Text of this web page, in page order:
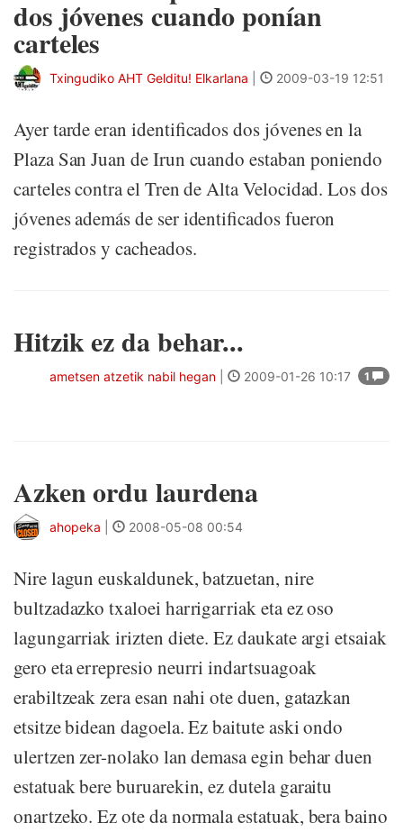
dos jóvenes cuando ponían
carteles
Txingudiko AHT Gelditu! Elkarlana 2009-03-19 12:51
Ayer tarde eran identificados dos jóvenes en la
Plaza San Juan de Irun cuando estaban poniendo
carteles contra el Tren de Alta Velocidad. Los dos
jóvenes además de ser identificados fueron
registrados y cacheados.
Hitzik ez da behar...
1
ametsen atzetik nabil hegan 2009-01-26 10:17
Azken ordu laurdena
ahopeka 2008-05-08 00:54
Nire lagun euskaldunek, batzuetan, nire
bultzadazko txaloei harrigarriak eta ez oso
lagungarriak irizten diete. Ez daukate argi etsaiak
gero eta errepresio neurri indartsuagoak
erabiltzeak zera esan nahi ote duen, gatazkan
etsitze bidean dagoela. Ez baitute aski ondo
ulertzen zer-nolako lan demasa egin behar duen
estatuak bere buruarekin, ez dutela garaitu
onartzeko. Ez ote da normala estatuak, bera baino